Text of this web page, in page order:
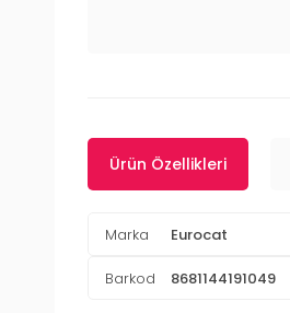
Ürün Özellikleri
Marka Eurocat
Barkod 8681144191049